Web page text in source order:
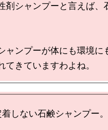
剤シャンプーと言えば、
ャンプーが体にも環境に
しない石鹸シャンプー